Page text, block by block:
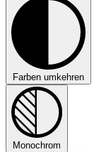
Farben umkehren
Monochrom